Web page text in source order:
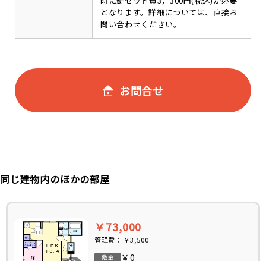
となります。詳細については、直接お
問い合わせください。
お問合せ
同じ建物内のほかの部屋
￥73,000
管理費： ￥3,500
敷金 ￥0